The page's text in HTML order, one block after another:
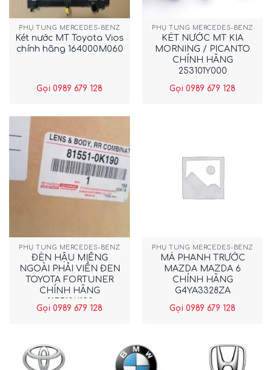
PHỤ TÙNG MERCEDES-BENZ
Két nước MT Toyota Vios
chính hãng 164000M060
Gọi 0989 679 128
PHỤ TÙNG MERCEDES-BENZ
KÉT NƯỚC MT KIA
MORNING / PICANTO
CHÍNH HÃNG
253101Y000
Gọi 0989 679 128
PHỤ TÙNG MERCEDES-BENZ
ĐÈN HẬU MIẾNG
NGOÀI PHẢI VIỀN ĐEN
TOYOTA FORTUNER
CHÍNH HÃNG
Gọi 0989 679 128
PHỤ TÙNG MERCEDES-BENZ
MÁ PHANH TRƯỚC
MAZDA MAZDA 6
CHÍNH HÃNG
G4YA3328ZA
Gọi 0989 679 128